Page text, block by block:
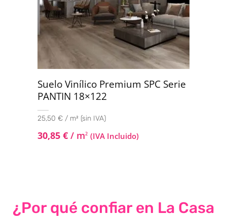
Suelo Vinílico Premium SPC Serie
PANTIN 18×122
25,50 € / m² (sin IVA)
30,85 € / m2 (IVA Incluido)
¿Por qué confiar en La Casa